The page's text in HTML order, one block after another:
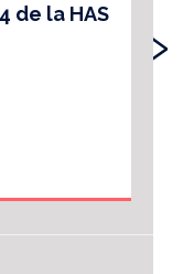
de la HAS
›